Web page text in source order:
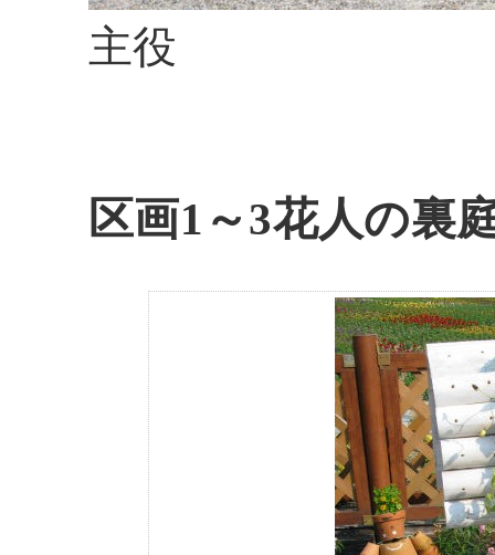
主役
区画1～3花人の裏